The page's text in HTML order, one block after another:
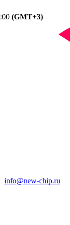
(GMT+3)
info@new-chip.ru